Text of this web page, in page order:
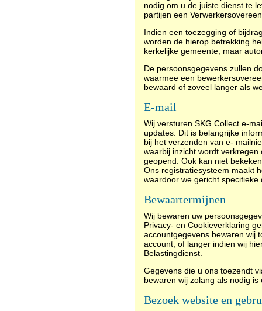
nodig om u de juiste dienst te
partijen een
Indien een toezegging of
worden de hierop betrekking
kerkelijke gemeente, maar
De persoonsgegevens zullen
waarmee een
bewaard of zoveel langer als
E-mail
Wij versturen SKG Collect e-
updates. Dit is belangrijke
bij het verzenden van e-
waarbij inzicht wordt
geopend. Ook kan niet
Ons registratiesysteem maakt
waardoor we gericht
Bewaartermijnen
Wij bewaren uw
Privacy- en Cookieverklaring
accountgegevens bewaren wij
account, of langer indien wij
Belastingdienst.
Gegevens die u ons toezendt
bewaren wij zolang als nodig
Bezoek website en